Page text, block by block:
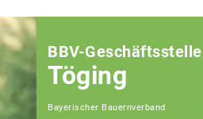
BBV-Geschäftsstelle
Töging
Bayerischer Bauernverband